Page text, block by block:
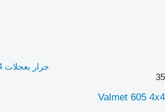
جرار بعجلات Valmet 605 4x4
35
Valmet 605 4x4